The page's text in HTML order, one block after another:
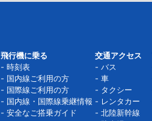
飛行機に乗る
時刻表
国内線ご利用の方
国際線ご利用の方
国内線・国際線乗継情報
安全なご搭乗ガイド
交通アクセス
バス
車
タクシー
レンタカー
北陸新幹線